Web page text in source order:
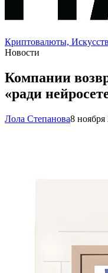
Криптовалюты,
Новости
Компании
«ради
Лола Степанова8 ноября